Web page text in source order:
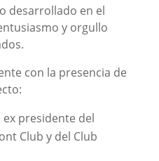
desarrollado en el
y orgullo
con la presencia de
presidente del
Club y del Club